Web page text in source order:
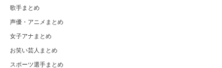
歌手まとめ
声優・アニメまとめ
女子アナまとめ
お笑い芸人まとめ
スポーツ選手まとめ